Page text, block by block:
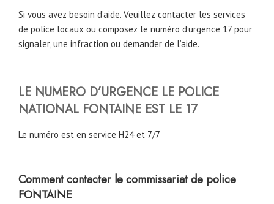
Si vous avez besoin d’aide. Veuillez contacter les services
de police locaux ou composez le numéro d’urgence 17 pour
signaler, une infraction ou demander de l’aide.
LE NUMERO D’URGENCE LE POLICE
NATIONAL FONTAINE EST LE 17
Le numéro est en service H24 et 7/7
Comment contacter le commissariat de police
FONTAINE